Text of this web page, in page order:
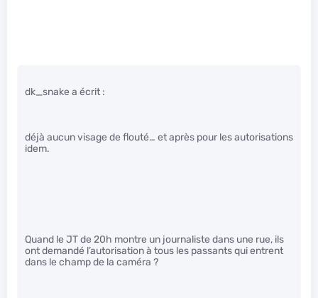
dk_snake a écrit :
déjà aucun visage de flouté… et après pour les autorisations
idem.
Quand le JT de 20h montre un journaliste dans une rue, ils
ont demandé l’autorisation à tous les passants qui entrent
dans le champ de la caméra ?